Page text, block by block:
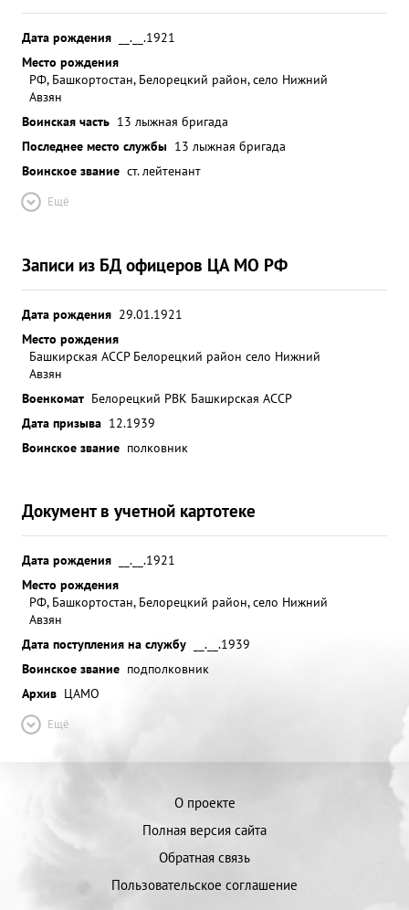
Дата рождения
__.__.1921
Место рождения
РФ, Башкортостан, Белорецкий район, село Нижний
Авзян
Воинская часть 13 лыжная бригада
Последнее место службы 13 лыжная бригада
Воинское звание ст. лейтенант
Ещё
Записи из БД офицеров ЦА МО РФ
Дата рождения 29.01.1921
Место рождения
Башкирская АССР Белорецкий район село Нижний
Авзян
Военкомат Белорецкий РВК Башкирская АССР
Дата призыва 12.1939
Воинское звание полковник
Документ в учетной картотеке
Дата рождения
__.__.1921
Место рождения
РФ, Башкортостан, Белорецкий район, село Нижний
Авзян
Дата поступления на службу
__.__.1939
Воинское звание подполковник
Архив ЦАМО
Ещё
О проекте
Полная версия сайта
Обратная связь
Пользовательское соглашение